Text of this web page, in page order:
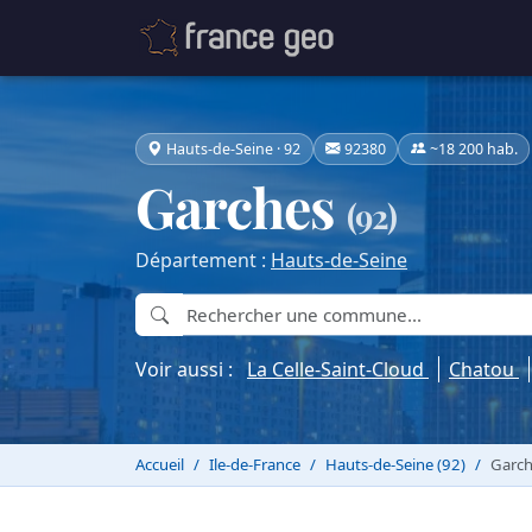
Hauts-de-Seine · 92 92380 ~18 200 hab.
Garches(92)
Département : Hauts-de-Seine
Voir aussi :La Celle-Saint-Cloud Chatou
Accueil Ile-de-France Hauts-de-Seine (92)